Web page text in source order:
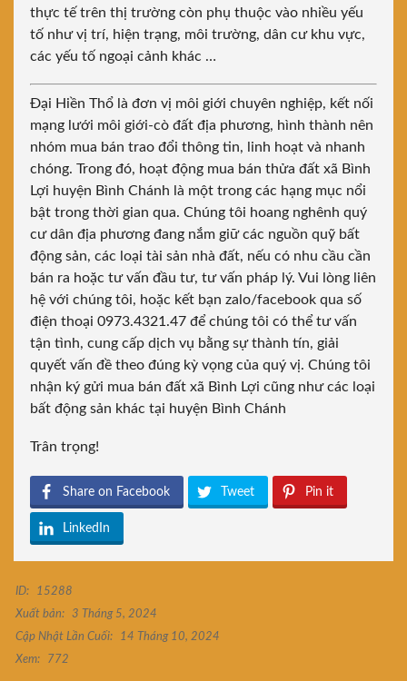
thực tế trên thị trường còn phụ thuộc vào nhiều yếu
tố như vị trí, hiện trạng, môi trường, dân cư khu vực,
các yếu tố ngoại cảnh khác …
Đại Hiền Thổ là đơn vị môi giới chuyên nghiệp, kết nối
mạng lưới môi giới-cò đất địa phương, hình thành nên
nhóm mua bán trao đổi thông tin, linh hoạt và nhanh
chóng. Trong đó, hoạt động mua bán thửa đất xã Bình
Lợi huyện Bình Chánh là một trong các hạng mục nổi
bật trong thời gian qua. Chúng tôi hoang nghênh quý
cư dân địa phương đang nắm giữ các nguồn quỹ bất
động sản, các loại tài sản nhà đất, nếu có nhu cầu cần
bán ra hoặc tư vấn đầu tư, tư vấn pháp lý. Vui lòng liên
hệ với chúng tôi, hoặc kết bạn zalo/facebook qua số
điện thoại 0973.4321.47 để chúng tôi có thể tư vấn
tận tình, cung cấp dịch vụ bằng sự thành tín, giải
quyết vấn đề theo đúng kỳ vọng của quý vị. Chúng tôi
nhận ký gửi mua bán đất xã Bình Lợi cũng như các loại
bất động sản khác tại huyện Bình Chánh
Trân trọng!
Share on Facebook Tweet Pin it
LinkedIn
ID:
15288
Xuất bản:
3 Tháng 5, 2024
Cập Nhật Lần Cuối:
14 Tháng 10, 2024
Xem:
772